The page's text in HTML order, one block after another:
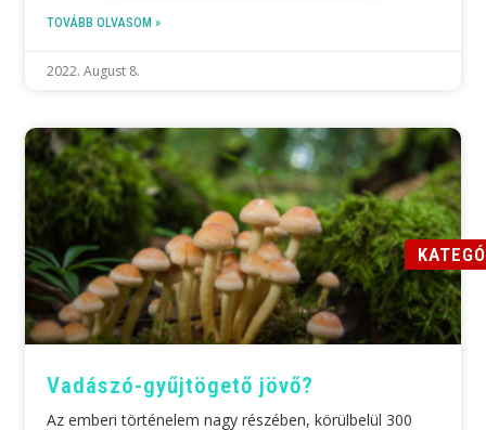
TOVÁBB OLVASOM »
2022. August 8.
Vadászó-gyűjtögető jövő?
Az emberi történelem nagy részében, körülbelül 300